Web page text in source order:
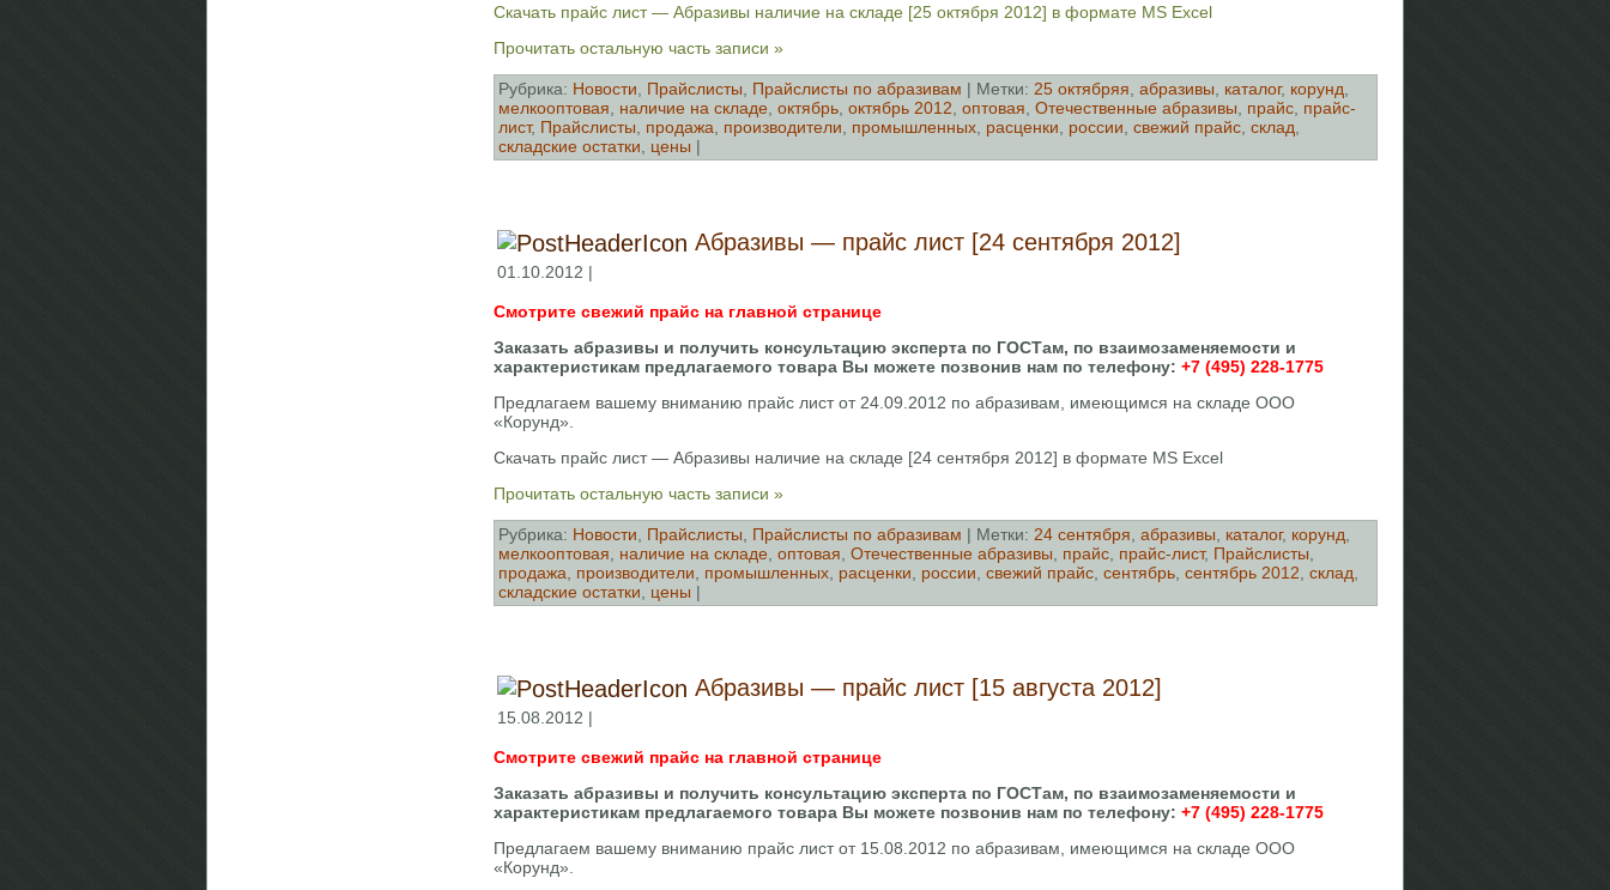
Скачать прайс лист — Абразивы наличие на складе [25 октября 2012] в формате MS Excel
Прочитать остальную часть записи »
Рубрика: Новости Прайслисты Прайслисты по абразивам | Метки: 25 октябряя абразивы каталог, корунд
мелкооптовая
наличие на складе октябрь октябрь 2012 оптовая Отечественные абразивы прайс прайс-
лист, Прайслисты продажа производители промышленных расценки россии свежий прайс склад
складские остатки
цены |
Абразивы — прайс лист [24 сентября 2012]
01.10.2012 |
Смотрите свежий прайс на главной странице
Заказать абразивы и получить консультацию эксперта по ГОСТам, по взаимозаменяемости и
характеристикам предлагаемого товара Вы можете позвонив нам по телефону: +7 (495) 228-1775
Предлагаем вашему вниманию прайс лист от 24.09.2012 по абразивам, имеющимся на складе ООО
«Корунд».
Скачать прайс лист — Абразивы наличие на складе [24 сентября 2012] в формате MS Excel
Прочитать остальную часть записи »
Рубрика: Новости Прайслисты Прайслисты по абразивам | Метки: 24 сентября абразивы каталог, корунд
мелкооптовая
наличие на складе оптовая Отечественные абразивы прайс прайс-лист, Прайслисты
продажа
производители промышленных расценки россии свежий прайс сентябрь сентябрь 2012 склад
складские остатки
цены |
Абразивы — прайс лист [15 августа 2012]
15.08.2012 |
Смотрите свежий прайс на главной странице
Заказать абразивы и получить консультацию эксперта по ГОСТам, по взаимозаменяемости и
характеристикам предлагаемого товара Вы можете позвонив нам по телефону: +7 (495) 228-1775
Предлагаем вашему вниманию прайс лист от 15.08.2012 по абразивам, имеющимся на складе ООО
«Корунд».